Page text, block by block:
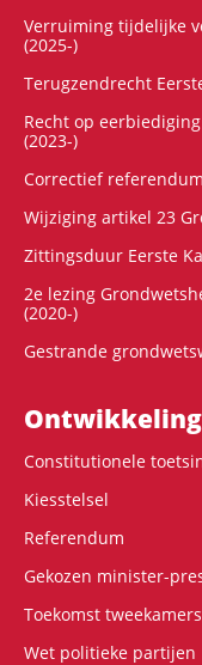
Verruiming tijdelijke
(2025-)
Terugzendrecht
Recht op
(2023-)
Correctief
Wijziging artikel 23
Zittingsduur Eerste
2e lezing
(2020-)
Gestrande
Constitutionele
Kiesstelsel
Referendum
Gekozen minister-
Toekomst
Wet politieke partijen